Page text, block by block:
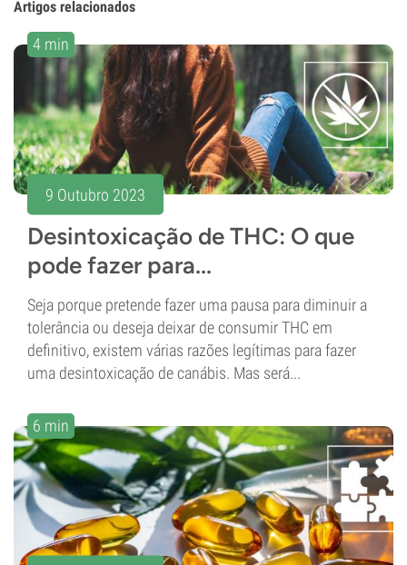
Artigos relacionados
4 min
9 Outubro 2023
Desintoxicação de THC: O que
pode fazer para...
Seja porque pretende fazer uma pausa para diminuir a
tolerância ou deseja deixar de consumir THC em
definitivo, existem várias razões legítimas para fazer
uma desintoxicação de canábis. Mas será...
6 min